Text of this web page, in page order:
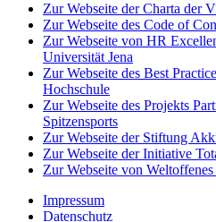
Zur Webseite der Charta der
Zur Webseite des Code of
Zur Webseite von HR
Universität Jena
Zur Webseite des Best
Hochschule
Zur Webseite des Projekts
Spitzensports
Zur Webseite der Stiftung
Zur Webseite der Initiative
Zur Webseite von
Impressum
Datenschutz